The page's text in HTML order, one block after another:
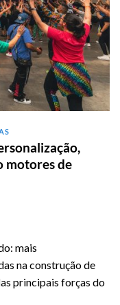
motores de
mais
na construção de
principais forças do